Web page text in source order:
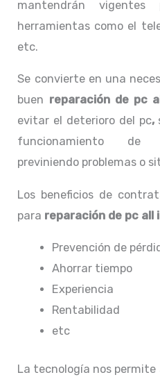
mantendrán
herramientas como el
etc.
Se convierte en una
buen reparación de pc
evitar el deterioro del pc,
funcionamiento de
previniendo problemas o
Los beneficios de
para reparación de pc all
Prevención de
Ahorrar tiempo
Experiencia
Rentabilidad
etc
La tecnología nos